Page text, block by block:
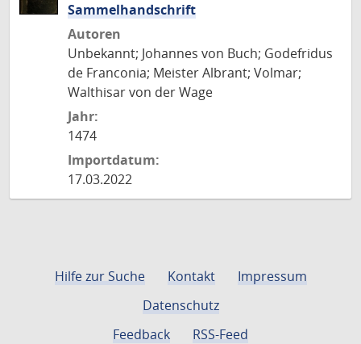
Sammelhandschrift
Autoren
Unbekannt; Johannes von Buch; Godefridus
de Franconia; Meister Albrant; Volmar;
Walthisar von der Wage
Jahr:
1474
Importdatum:
17.03.2022
Hilfe zur Suche Kontakt
Impressum
Datenschutz
Feedback
RSS-Feed